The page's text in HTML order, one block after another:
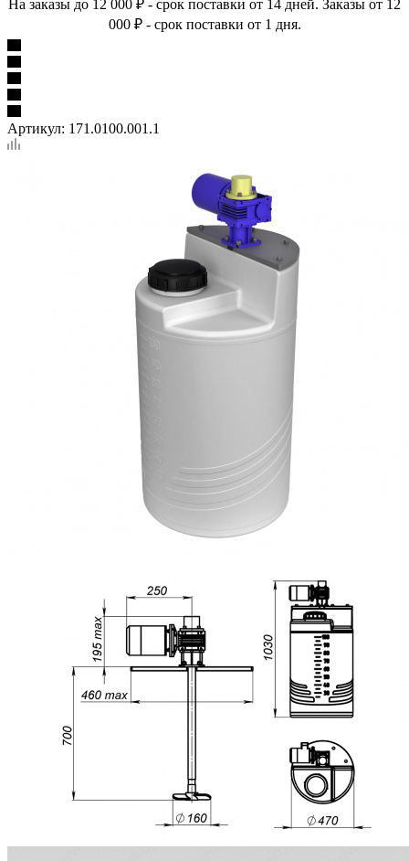
На заказы до 12 000 ₽ - срок поставки от 14 дней. Заказы от 12
000 ₽ - срок поставки от 1 дня.
Артикул: 171.0100.001.1